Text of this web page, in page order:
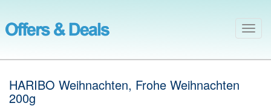
HARIBO Weihnachten, Frohe Weihnachten
200g